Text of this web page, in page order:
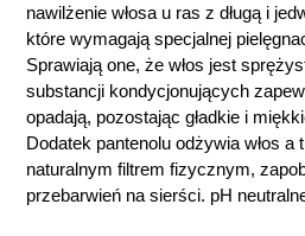
nawilżenie włosa u ras z długą i
które wymagają specjalnej
Sprawiają one, że włos jest
substancji kondycjonujących
opadają, pozostając gładkie i
Dodatek pantenolu odżywia włos
naturalnym filtrem fizycznym,
przebarwień na sierści. pH